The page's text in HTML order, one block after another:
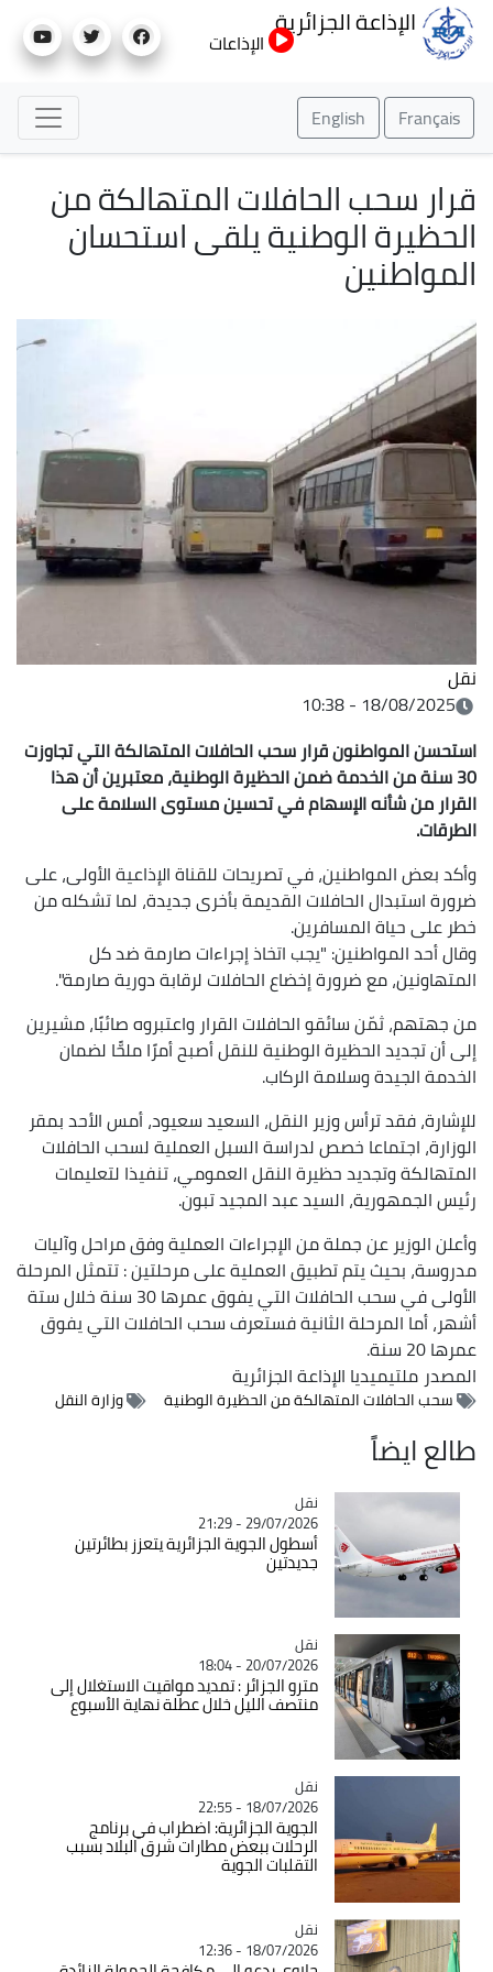
إلى
الإذاعة الجزائرية
الإذاعات
Français
English
قرار سحب الحافلات المتهالكة من
الحظيرة الوطنية يلقى استحسان
المواطنين
نقل
18/08/2025 - 10:38
استحسن المواطنون قرار سحب الحافلات المتهالكة التي تجاوزت
30 سنة من الخدمة ضمن الحظيرة الوطنية، معتبرين أن هذا
القرار من شأنه الإسهام في تحسين مستوى السلامة على
الطرقات.
وأكد بعض المواطنين، في تصريحات للقناة الإذاعية الأولى، على
ضرورة استبدال الحافلات القديمة بأخرى جديدة، لما تشكله من
خطر على حياة المسافرين.
وقال أحد المواطنين: "يجب اتخاذ إجراءات صارمة ضد كل
المتهاونين، مع ضرورة إخضاع الحافلات لرقابة دورية صارمة".
من جهتهم، ثمّن سائقو الحافلات القرار واعتبروه صائبًا، مشيرين
إلى أن تجديد الحظيرة الوطنية للنقل أصبح أمرًا ملحًّا لضمان
الخدمة الجيدة وسلامة الركاب.
للإشارة، فقد ترأس وزير النقل، السعيد سعيود، أمس الأحد بمقر
الوزارة، اجتماعا خصص لدراسة السبل العملية لسحب الحافلات
المتهالكة وتجديد حظيرة النقل العمومي، تنفيذا لتعليمات
رئيس الجمهورية، السيد عبد المجيد تبون.
وأعلن الوزير عن جملة من الإجراءات العملية وفق مراحل وآليات
مدروسة، بحيث يتم تطبيق العملية على مرحلتين : تتمثل المرحلة
الأولى في سحب الحافلات التي يفوق عمرها 30 سنة خلال ستة
أشهر، أما المرحلة الثانية فستعرف سحب الحافلات التي يفوق
عمرها 20 سنة.
المصدرملتيميديا الإذاعة الجزائرية
سحب الحافلات المتهالكة من الحظيرة الوطنية وزارة النقل
طالع ايضاً
Catégorie
نقل
29/07/2026 - 21:29
أسطول الجوية الجزائرية يتعزز بطائرتين
جديدتين
Catégorie
نقل
20/07/2026 - 18:04
مترو الجزائر : تمديد مواقيت الاستغلال إلى
منتصف الليل خلال عطلة نهاية الأسبوع
Catégorie
نقل
18/07/2026 - 22:55
الجوية الجزائرية: اضطراب في برنامج
الرحلات ببعض مطارات شرق البلاد بسبب
التقلبات الجوية
Catégorie
نقل
18/07/2026 - 12:36